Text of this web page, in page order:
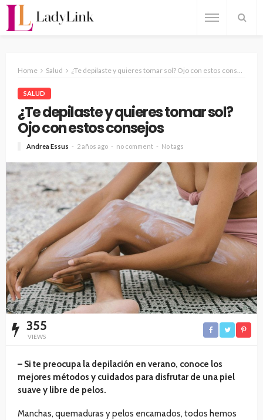
Home Salud ¿Te depilaste y quieres tomar sol? Ojo con estos consejos
SALUD
¿Te depilaste y quieres tomar sol?
Ojo con estos consejos
Andrea Essus 2 años ago no comment No tags
355
VIEWS
– Si te preocupa la depilación en verano, conoce los
mejores métodos y cuidados para disfrutar de una piel
suave y libre de pelos.
Manchas, quemaduras y pelos encarnados, todos hemos